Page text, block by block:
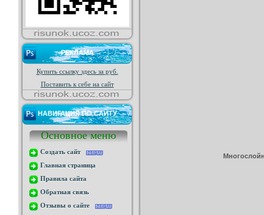
РЕКЛАМА
Купить ссылку здесь за руб.
Поставить к себе на сайт
НАВИГАЦИЯ ПО САЙТУ
Основное меню
Создать сайт
Главная страница
Правила сайта
Обратная связь
Отзывы о сайте